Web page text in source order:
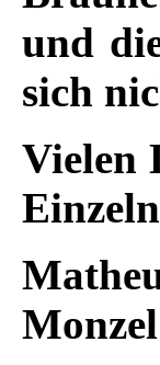
und
sich
Vielen
Monzel